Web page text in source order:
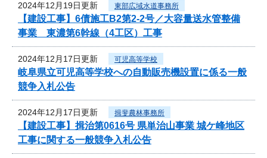
2024年12月19日更新 東部広域水道事務所
【建設工事】6債施工B2第2-2号／大容量送水管整備
事業 東濃第6幹線（4工区）工事
2024年12月17日更新 可児高等学校
岐阜県立可児高等学校への自動販売機設置に係る一般
競争入札公告
2024年12月17日更新 揖斐農林事務所
【建設工事】揖治第0616号 県単治山事業 城ケ峰地区
工事に関する一般競争入札公告